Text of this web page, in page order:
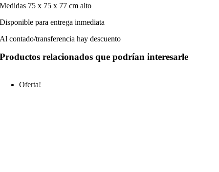
Medidas 75 x 75 x 77 cm alto
Disponible para entrega inmediata
Al contado/transferencia hay descuento
Productos relacionados que podrían interesarle
Oferta!